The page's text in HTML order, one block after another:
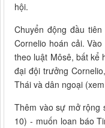
hội.
Chuyển động đầu
Cornelio hoán cải.
theo luật Môsê, bất kể
đại đội trưởng
Thái và dân ngoại
Thêm vào sự mở rộng
10) - muốn loan báo